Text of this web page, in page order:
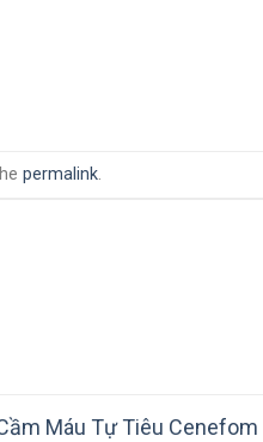
permalink.
Máu Tự Tiêu